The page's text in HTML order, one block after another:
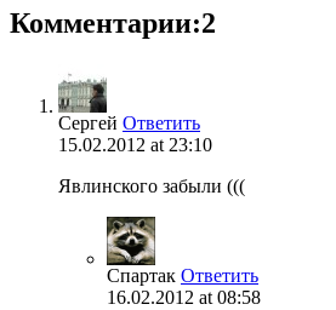
Комментарии:2
Сергей Ответить
15.02.2012 at 23:10
Явлинского забыли (((
Спартак Ответить
16.02.2012 at 08:58